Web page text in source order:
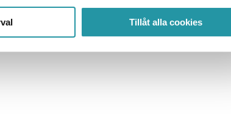
Tillåt alla cookies